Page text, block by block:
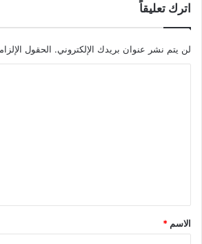
اترك تعليقاً
لن يتم نشر عنوان بريدك الإلكتروني. الحقول
*
الاسم *